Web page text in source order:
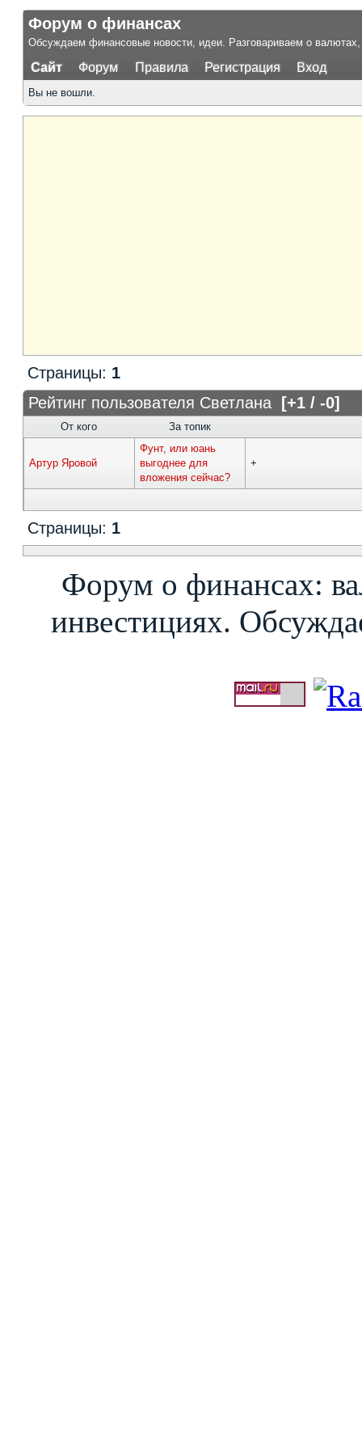
Форум о финансах
Обсуждаем финансовые новости, идеи. Разговариваем о
Сайт Форум Правила Регистрация Вход
Вы не вошли.
Страницы: 1
Рейтинг пользователя Светлана
[+1 / -0]
От кого За топик
Артур Яровой
Фунт, или юань
выгоднее для
вложения сейчас?
+
Страницы: 1
Форум о финансах:
инвестициях.